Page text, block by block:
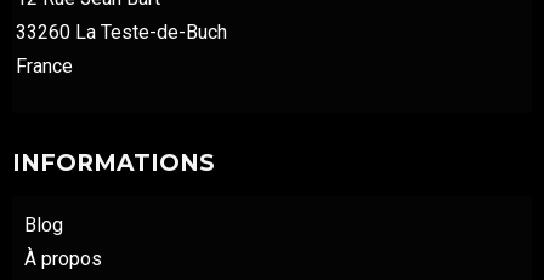
33260 La Teste-de-Buch
France
INFORMATIONS
Blog
À propos